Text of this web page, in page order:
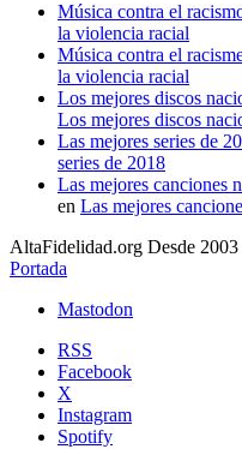
Música contra el
la violencia racial
Música contra el
la violencia racial
Los mejores discos
Los mejores discos
Las mejores series de
series de 2018
Las mejores canciones
en Las mejores
AltaFidelidad.org Desde
Portada
Mastodon
RSS
Facebook
X
Instagram
Spotify